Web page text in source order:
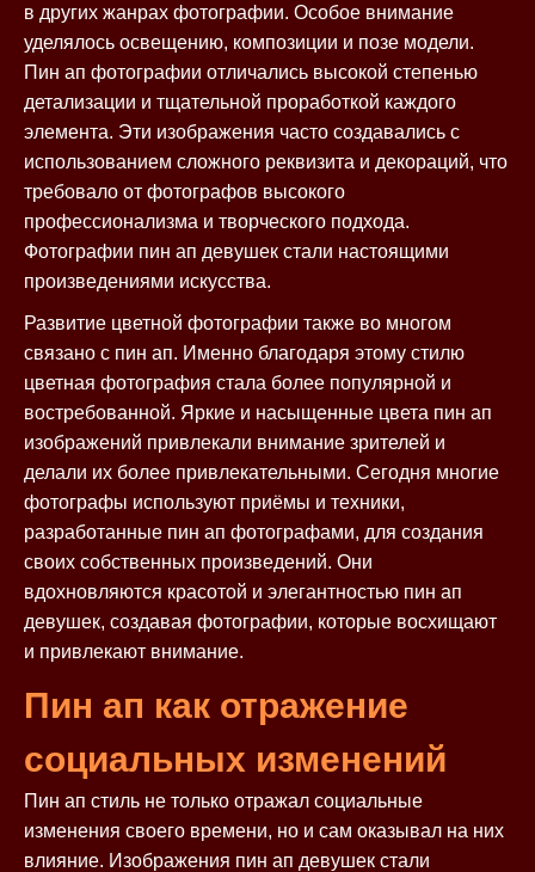
в других жанрах фотографии. Особое внимание
уделялось освещению, композиции и позе модели.
Пин ап фотографии отличались высокой степенью
детализации и тщательной проработкой каждого
элемента. Эти изображения часто создавались с
использованием сложного реквизита и декораций, что
требовало от фотографов высокого
профессионализма и творческого подхода.
Фотографии пин ап девушек стали настоящими
произведениями искусства.
Развитие цветной фотографии также во многом
связано с пин ап. Именно благодаря этому стилю
цветная фотография стала более популярной и
востребованной. Яркие и насыщенные цвета пин ап
изображений привлекали внимание зрителей и
делали их более привлекательными. Сегодня многие
фотографы используют приёмы и техники,
разработанные пин ап фотографами, для создания
своих собственных произведений. Они
вдохновляются красотой и элегантностью пин ап
девушек, создавая фотографии, которые восхищают
и привлекают внимание.
Пин ап как отражение
социальных изменений
Пин ап стиль не только отражал социальные
изменения своего времени, но и сам оказывал на них
влияние. Изображения пин ап девушек стали